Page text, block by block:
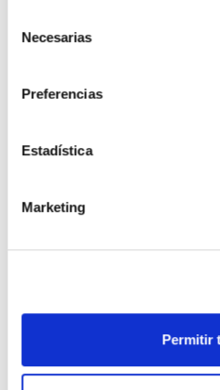
Necesarias
Preferencias
Estadística
Marketing
Permitir
9.55€